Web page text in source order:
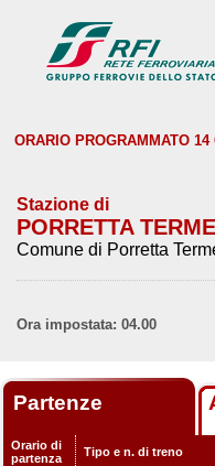
ORARIO PROGRAMMATO
Stazione di
PORRETTA TERME
Comune di Porretta
Ora impostata: 04.00
Partenze
Orario di
partenza
Tipo e n. di treno